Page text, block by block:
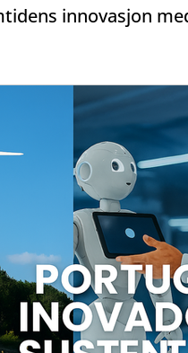
Herligheter i
og Tascas
Historiske
innovasjon